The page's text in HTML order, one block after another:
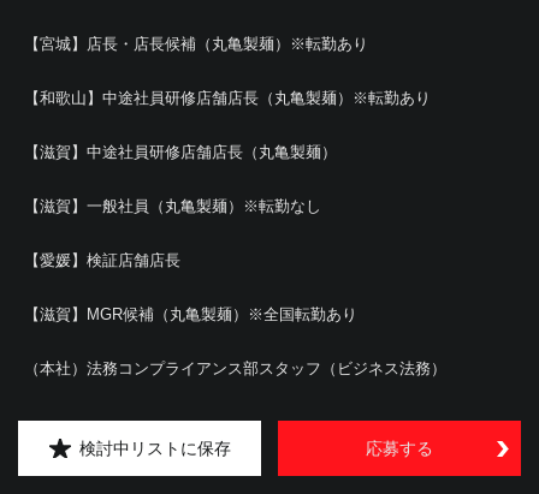
【宮城】店長・店長候補（丸亀製麺）※転勤あり
【和歌山】中途社員研修店舗店長（丸亀製麺）※転勤あり
【滋賀】中途社員研修店舗店長（丸亀製麺）
【滋賀】一般社員（丸亀製麺）※転勤なし
【愛媛】検証店舗店長
【滋賀】MGR候補（丸亀製麺）※全国転勤あり
（本社）法務コンプライアンス部スタッフ（ビジネス法務）
【徳島】MGR・MGR候補（丸亀製麺）※全国転勤あり
【店舗】社員トレーニング担当 全国／地域
検討中リストに保存 応募する